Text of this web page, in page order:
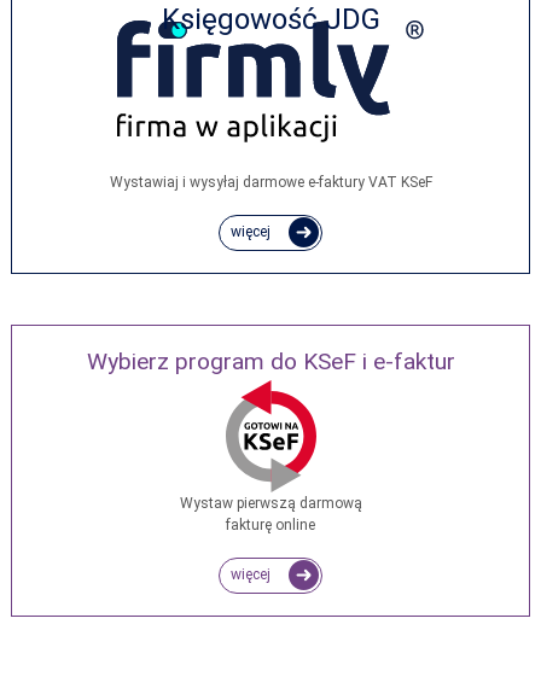
Księgowość JDG
Wystawiaj i wysyłaj darmowe e‑faktury VAT KSeF
więcej
Wybierz program do KSeF i e-faktur
Wystaw pierwszą darmową
fakturę online
więcej